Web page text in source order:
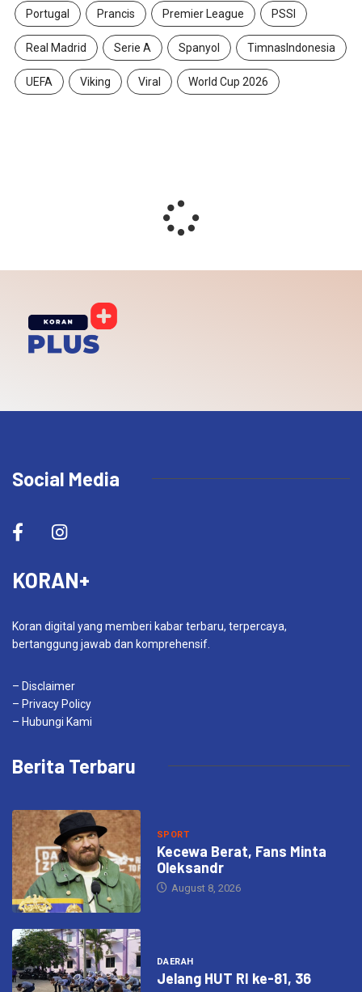
Portugal Prancis Premier League PSSI
Real Madrid Serie A Spanyol TimnasIndonesia
UEFA Viking Viral World Cup 2026
Social Media
KORAN+
Koran digital yang memberi kabar terbaru, terpercaya,
bertanggung jawab dan komprehensif.
– Disclaimer
– Privacy Policy
– Hubungi Kami
Berita Terbaru
SPORT
Kecewa Berat, Fans Minta
Oleksandr
August 8, 2026
DAERAH
Jelang HUT RI ke-81, 36